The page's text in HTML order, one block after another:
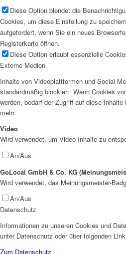
Diese Option blendet die
Cookies, um diese Einstellung zu
aufgefordert, wenn Sie ein neues
Registerkarte öffnen.
Diese Option erlaubt essenzielle
Externe Medien
Inhalte von Videoplattformen und Social
standardmäßig blockiert. Wenn Cookies
werden, bedarf der Zugriff auf diese
mehr.
Video
Wird verwendet, um Video-Inhalte zu
An/Aus
GoLocal GmbH & Co. KG
Wird verwendet, das Meinungsmeister-
An/Aus
Datenschutz
Informationen zu unseren Cookies und
unter Datenschutz oder über folgenden
Zum Datenschutz